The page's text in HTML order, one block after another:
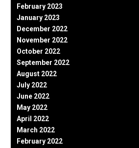
February 2023
January 2023
December 2022
November 2022
October 2022
September 2022
August 2022
July 2022
June 2022
May 2022
April 2022
March 2022
February 2022